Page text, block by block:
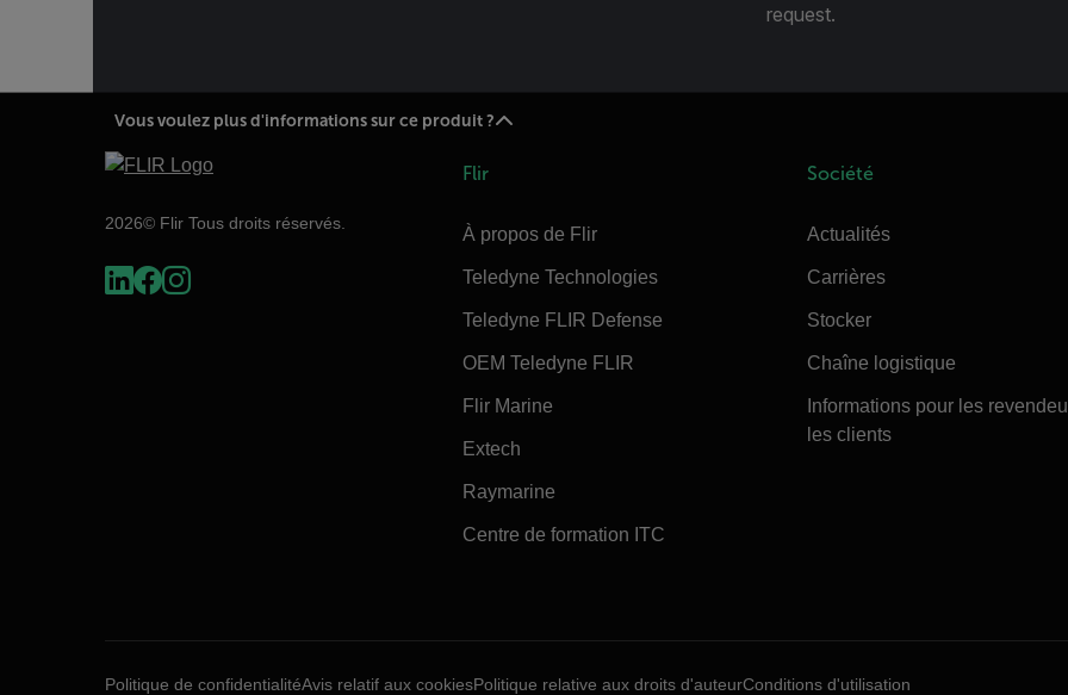
request.
Vous voulez plus d'informations sur ce produit ?
2026© Flir Tous droits réservés.
Flir
À propos de Flir
Teledyne Technologies
Teledyne FLIR Defense
OEM Teledyne FLIR
Flir Marine
Extech
Raymarine
Centre de formation ITC
Société
Actualités
Carrières
Stocker
Chaîne logistique
Informations pour les
les clients
Politique de confidentialitéAvis relatif aux cookiesPolitique relative aux droits d'auteurConditions d'utilisation